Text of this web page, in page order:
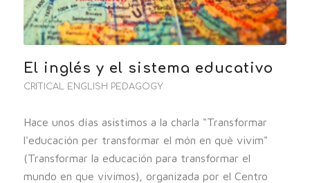
El inglés y el sistema educativo
CRITICAL ENGLISH PEDAGOGY
Hace unos días asistimos a la charla "Transformar
l'educación per transformar el món en què vivim"
(Transformar la educación para transformar el
mundo en que vivimos), organizada por el Centro